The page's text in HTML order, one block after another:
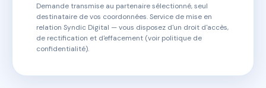
Demande transmise au partenaire sélectionné, seul
destinataire de vos coordonnées. Service de mise en
relation Syndic Digital — vous disposez d'un droit d'accès,
de rectification et d'effacement (voir politique de
confidentialité).